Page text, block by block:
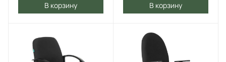
В корзину В корзину